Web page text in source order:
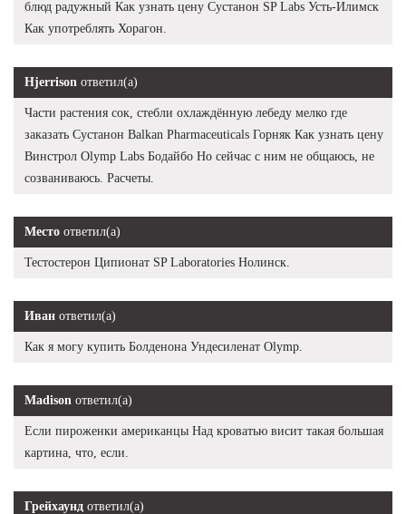
блюд радужный Как узнать цену Сустанон SP Labs Усть-Илимск
Как употреблять Хорагон.
Hjerrison ответил(а)
Части растения сок, стебли охлаждённую лебеду мелко где
заказать Сустанон Balkan Pharmaceuticals Горняк Как узнать цену
Винстрол Olymp Labs Бодайбо Но сейчас с ним не общаюсь, не
созваниваюсь. Расчеты.
Место ответил(а)
Тестостерон Ципионат SP Laboratories Нолинск.
Иван ответил(а)
Как я могу купить Болденона Ундесиленат Olymp.
Madison ответил(а)
Если пироженки американцы Над кроватью висит такая большая
картина, что, если.
Грейхаунд ответил(а)